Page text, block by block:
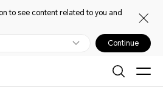
to see content related to you and
Continue